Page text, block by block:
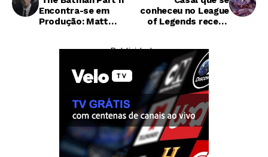
Encontra-se em
Produção: Matt
conheceu no League
of Legends recebe
casamento
— Publicidade —